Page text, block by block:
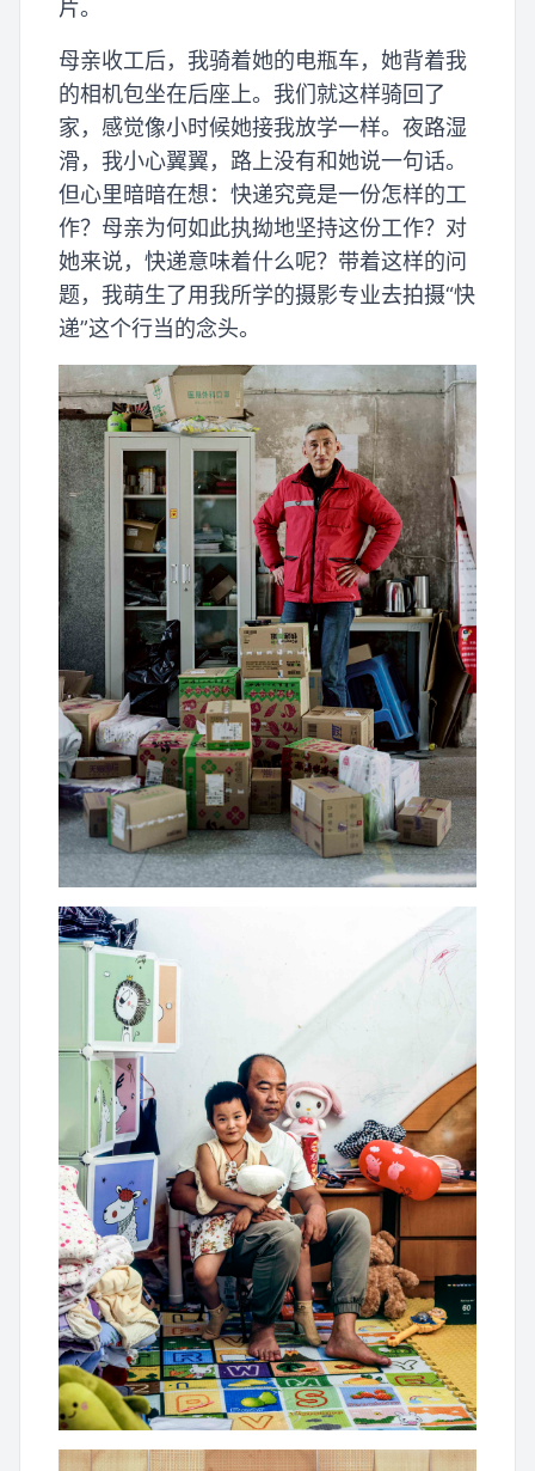
片。
母亲收工后，我骑着她的电瓶车，她背着我
的相机包坐在后座上。我们就这样骑回了
家，感觉像小时候她接我放学一样。夜路湿
滑，我小心翼翼，路上没有和她说一句话。
但心里暗暗在想：快递究竟是一份怎样的工
作？母亲为何如此执拗地坚持这份工作？对
她来说，快递意味着什么呢？带着这样的问
题，我萌生了用我所学的摄影专业去拍摄“快
递”这个行当的念头。